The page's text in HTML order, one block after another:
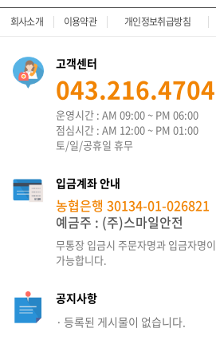
회사소개 이용약관 개인정보취급방침
고객센터
043.216.4704
운영시간 : AM 09:00 ~ PM 06:00
점심시간 : AM 12:00 ~ PM 01:00
토/일/공휴일 휴무
입금계좌 안내
농협은행 30134-01-026821
예금주 : (주)스마일안전
무통장 입금시 주문자명과 입금자명이
가능합니다.
공지사항
등록된 게시물이 없습니다.